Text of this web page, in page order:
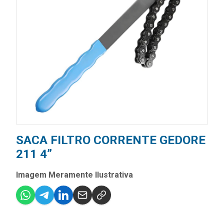
SACA FILTRO CORRENTE GEDORE
211 4”
Imagem Meramente Ilustrativa